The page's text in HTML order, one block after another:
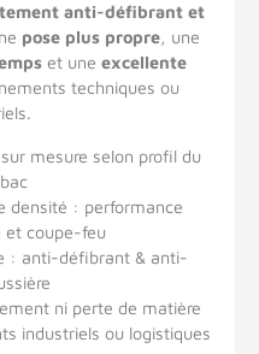
anti-défibrant et
pose plus propre, une
et une excellente
techniques ou
mesure selon profil du
bac
densité : performance
et coupe-feu
: anti-défibrant & anti-
ni perte de matière
industriels ou logistiques